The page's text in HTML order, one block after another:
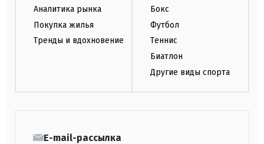
Аналитика рынка
Покупка жилья
Тренды и вдохновение
Бокс
Футбол
Теннис
Биатлон
Другие виды спорта
E-mail-рассылка